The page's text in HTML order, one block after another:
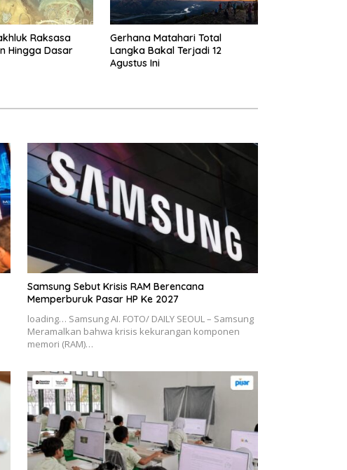
Raksasa
Hingga Dasar
Gerhana Matahari Total
Langka Bakal Terjadi 12
Agustus Ini
Samsung Sebut Krisis RAM Berencana
Memperburuk Pasar HP Ke 2027
loading… Samsung AI. FOTO/ DAILY SEOUL – Samsung
Meramalkan bahwa krisis kekurangan komponen
memori (RAM)…